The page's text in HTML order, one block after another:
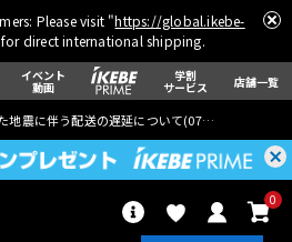
Please visit "https://global.ikebe-
direct international shipping.
イベント
動画
学割
サービス 店舗一覧
地震に伴う配送の遅延について(07月29日
0